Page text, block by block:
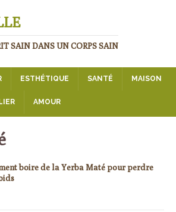
SAIN DANS UN CORPS SAIN
ESTHÉTIQUE SANTÉ MAISON
AMOUR
boire de la Yerba Maté pour perdre